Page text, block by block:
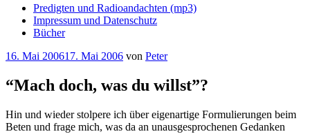
Predigten und Radioandachten (mp3)
Impressum und Datenschutz
Bücher
Veröffentlicht
16. Mai 200617. Mai 2006 von Peter
“Mach doch, was du willst”?
Hin und wieder stolpere ich über eigenartige Formulierungen beim
Beten und frage mich, was da an unausgesprochenen Gedanken